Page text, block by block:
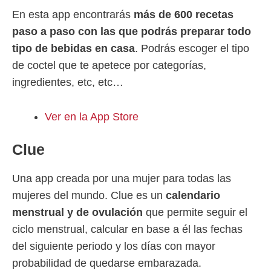
En esta app encontrarás más de 600 recetas
paso a paso con las que podrás preparar todo
tipo de bebidas en casa. Podrás escoger el tipo
de coctel que te apetece por categorías,
ingredientes, etc, etc…
Ver en la App Store
Clue
Una app creada por una mujer para todas las
mujeres del mundo. Clue es un calendario
menstrual y de ovulación que permite seguir el
ciclo menstrual, calcular en base a él las fechas
del siguiente periodo y los días con mayor
probabilidad de quedarse embarazada.